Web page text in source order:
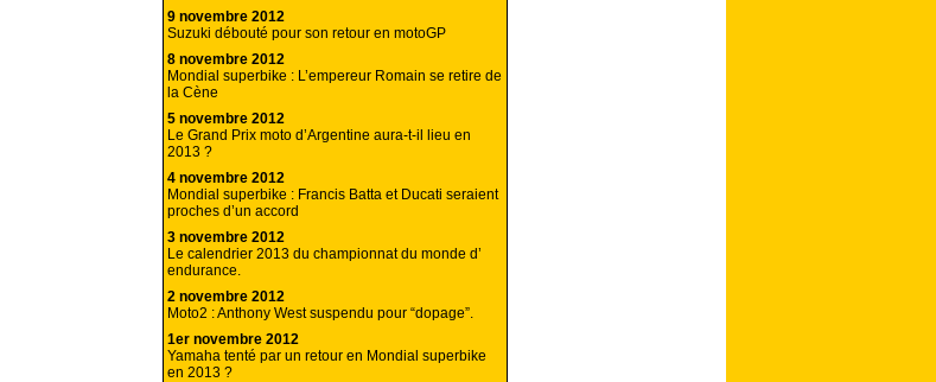
9 novembre 2012
Suzuki débouté pour son retour en motoGP
8 novembre 2012
Mondial superbike : L’empereur Romain se retire de
la Cène
5 novembre 2012
Le Grand Prix moto d’Argentine aura-t-il lieu en
2013 ?
4 novembre 2012
Mondial superbike : Francis Batta et Ducati seraient
proches d’un accord
3 novembre 2012
Le calendrier 2013 du championnat du monde d’
endurance.
2 novembre 2012
Moto2 : Anthony West suspendu pour “dopage”.
1er novembre 2012
Yamaha tenté par un retour en Mondial superbike
en 2013 ?